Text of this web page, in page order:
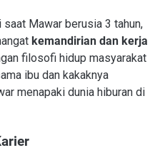
Mawar berusia 3 tahun,
kemandirian dan kerja
filosofi hidup masyarakat
ibu dan kakaknya
menapaki dunia hiburan di